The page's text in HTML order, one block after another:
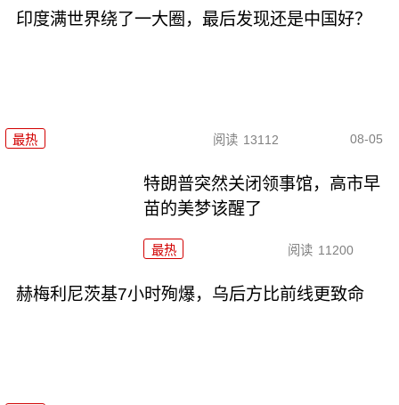
印度满世界绕了一大圈，最后发现还是中国好？
最热 阅读 13112 08-05
特朗普突然关闭领事馆，高市早
苗的美梦该醒了
最热 阅读 11200
赫梅利尼茨基7小时殉爆，乌后方比前线更致命